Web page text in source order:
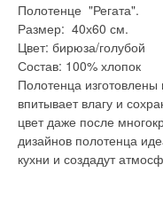
Полотенце "Регата".
Размер: 40х60 см.
Цвет: бирюза/голубой
Состав: 100% хлопок
Полотенца изготовлены
впитывает влагу и
цвет даже после
дизайнов полотенца
кухни и создадут